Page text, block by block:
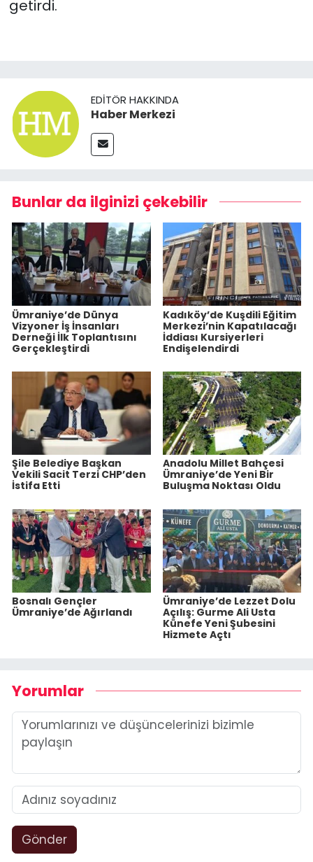
getirdi.
EDITÖR HAKKINDA
Haber Merkezi
Bunlar da ilginizi çekebilir
Ümraniye’de Dünya
Vizyoner İş İnsanları
Derneği İlk Toplantısını
Gerçekleştirdi
Kadıköy’de Kuşdili Eğitim
Merkezi’nin Kapatılacağı
İddiası Kursiyerleri
Endişelendirdi
Şile Belediye Başkan
Vekili Sacit Terzi CHP’den
İstifa Etti
Anadolu Millet Bahçesi
Ümraniye’de Yeni Bir
Buluşma Noktası Oldu
Bosnalı Gençler
Ümraniye’de Ağırlandı
Ümraniye’de Lezzet Dolu
Açılış: Gurme Ali Usta
Künefe Yeni Şubesini
Hizmete Açtı
Yorumlar
Gönder